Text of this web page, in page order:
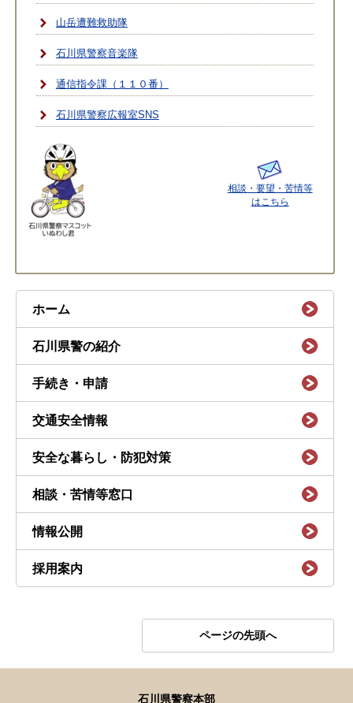
山岳遭難救助隊
石川県警察音楽隊
通信指令課（１１０番）
石川県警察広報室SNS
相談・要望・苦情等
はこちら
ホーム
石川県警の紹介
手続き・申請
交通安全情報
安全な暮らし・防犯対策
相談・苦情等窓口
情報公開
採用案内
ページの先頭へ
石川県警察本部